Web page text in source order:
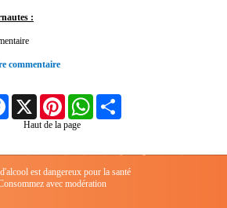
:
commentaire
FacebookX Pinterest WhatsApp
Haut de la page
est dangereux pour la santé
avec modération